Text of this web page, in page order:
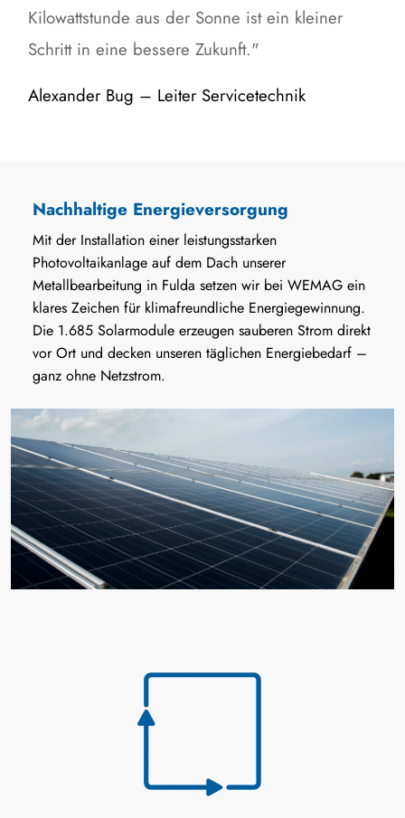
Kilowattstunde aus der Sonne ist ein kleiner
Schritt in eine bessere Zukunft."
Alexander Bug – Leiter Servicetechnik
Nachhaltige Energieversorgung
Mit der Installation einer leistungsstarken
Photovoltaikanlage auf dem Dach unserer
Metallbearbeitung in Fulda setzen wir bei WEMAG ein
klares Zeichen für klimafreundliche Energiegewinnung.
Die 1.685 Solarmodule erzeugen sauberen Strom direkt
vor Ort und decken unseren täglichen Energiebedarf –
ganz ohne Netzstrom.